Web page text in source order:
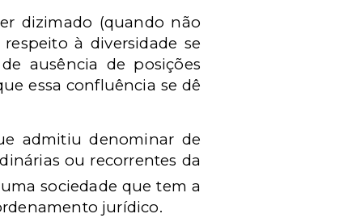
dizimado (quando não
à diversidade se
ausência de posições
essa confluência se dê
admitiu denominar de
ou recorrentes da
sociedade que tem a
jurídico.